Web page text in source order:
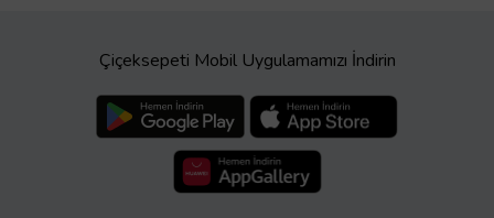
Çiçeksepeti Mobil Uygulamamızı İndirin